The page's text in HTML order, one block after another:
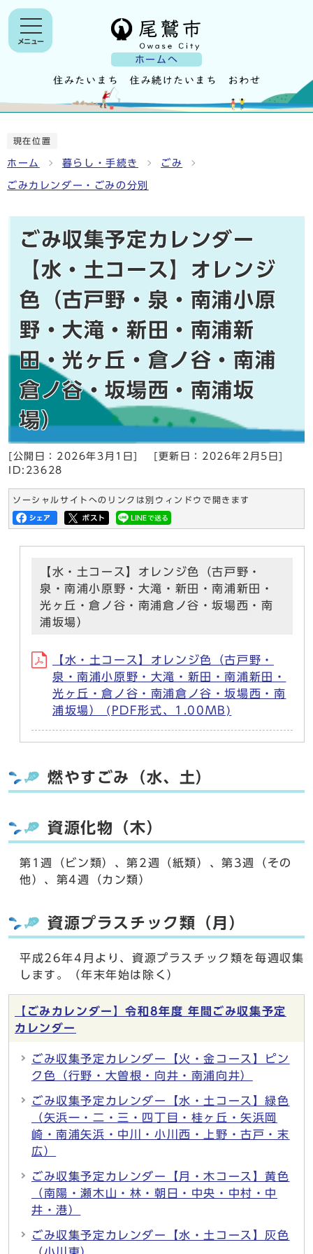
ホームへ
メニュー
現在位置
ホーム 暮らし・手続き ごみ
ごみカレンダー・ごみの分別
ごみ収集予定カレンダー
【水・土コース】オレンジ
色（古戸野・泉・南浦小原
野・大滝・新田・南浦新
田・光ヶ丘・倉ノ谷・南浦
倉ノ谷・坂場西・南浦坂
場）
[公開日： 2026年3月1日 [更新日： 2026年2月5日
ID:23628
ソーシャルサイトへのリンクは別ウィンドウで開きます
【水・土コース】オレンジ色（古戸野・
泉・南浦小原野・大滝・新田・南浦新田・
光ヶ丘・倉ノ谷・南浦倉ノ谷・坂場西・南
浦坂場）
【水・土コース】オレンジ色（古戸野・
泉・南浦小原野・大滝・新田・南浦新田・
光ヶ丘・倉ノ谷・南浦倉ノ谷・坂場西・南
浦坂場） (PDF形式、1.00MB)
燃やすごみ（水、土）
資源化物（木）
第1週（ビン類）、第2週（紙類）、第3週（その
他）、第4週（カン類）
資源プラスチック類（月）
平成26年4月より、資源プラスチック類を毎週収集
します。（年末年始は除く）
【ごみカレンダー】令和8年度 年間ごみ収集予定
カレンダー
ごみ収集予定カレンダー【火・金コース】ピン
ク色（行野・大曽根・向井・南浦向井）
ごみ収集予定カレンダー【水・土コース】緑色
（矢浜一・二・三・四丁目・桂ヶ丘・矢浜岡
崎・南浦矢浜・中川・小川西・上野・古戸・末
広）
ごみ収集予定カレンダー【月・木コース】黄色
（南陽・瀬木山・林・朝日・中央・中村・中
井・港）
ごみ収集予定カレンダー【水・土コース】灰色